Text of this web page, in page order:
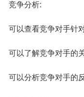
竞争分析:
可以查看竞争对手针
可以了解竞争对手的
可以分析竞争对手的